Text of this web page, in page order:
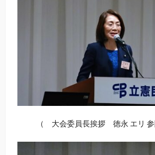
（ 大会委員長挨拶 徳永 エリ